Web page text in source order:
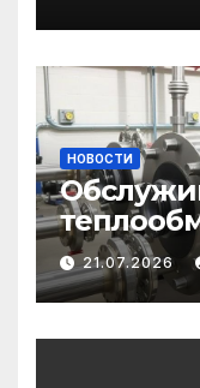
НОВОСТИ
и
21.07.2026